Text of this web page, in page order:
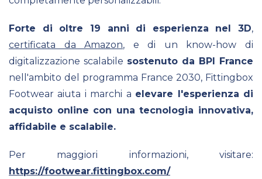
Forte di oltre 19 anni di esperienza nel 3D,
certificata da Amazon, e di un know-how di
digitalizzazione scalabile sostenuto da BPI France
nell'ambito del programma France 2030, Fittingbox
Footwear aiuta i marchi a elevare l'esperienza di
acquisto online con una tecnologia innovativa,
affidabile e scalabile.
Per maggiori informazioni, visitare:
https://footwear.fittingbox.com/